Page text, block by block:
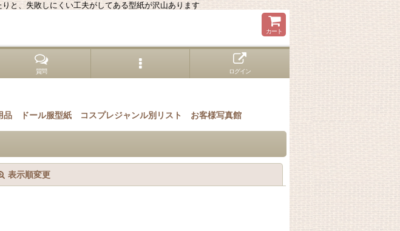
と、失敗しにくい工夫がしてある型紙が沢山あります
カート
質問 ログイン
品 ドール服型紙 コスプレジャンル別リスト お客様写真館
表示順変更